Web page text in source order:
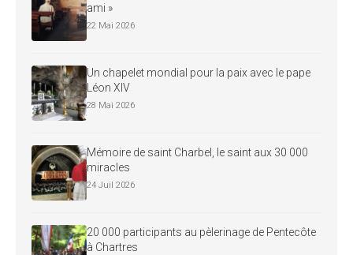
ami »
22 Mai 2026
Un chapelet mondial pour la paix avec le pape
Léon XIV
28 Mai 2026
Mémoire de saint Charbel, le saint aux 30 000
miracles
24 Juil 2026
20 000 participants au pèlerinage de Pentecôte
à Chartres